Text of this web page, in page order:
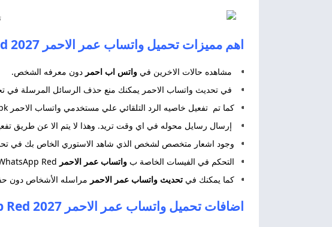
اهم مميزات تحميل واتساب عمر الاحمر 2027 WhatsApp Red
مشاهده حالات الاخرين في واتس اب احمر دون معرفه الشخص.
في تحديث واتساب الاحمر يمكنك منع حذف الرسائل المرسلة في
كما تم تفعيل خاصيه الرد التلقائي علي مستخدمي واتساب الاحمر WhatsApp Red Apk.
إرسال رسايل محوله في اي وقت تريد. وهذا لا يتم الا عن طريق
وجود اشعار متخصص لشخص الذي شاهد الاستوري الخاص بك في
التحكم في الفيسات الخاصة ب واتساب عمر الاحمر Red
كما يمكنك في تحديث واتساب عمر الاحمر مراسله الأشخاص دون
اضافات تحميل واتساب عمر الاحمر 2027 WhatsApp Red